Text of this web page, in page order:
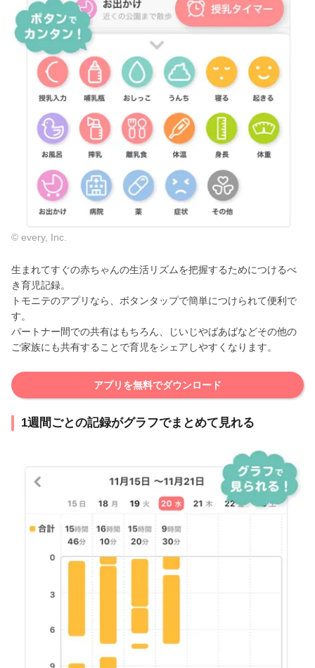
© every, Inc.
生まれてすぐの赤ちゃんの生活リズムを把握するためにつけるべ
き育児記録。
トモニテのアプリなら、ボタンタップで簡単につけられて便利で
す。
パートナー間での共有はもちろん、じいじやばあばなどその他の
ご家族にも共有することで育児をシェアしやすくなります。
アプリを無料でダウンロード
1週間ごとの記録がグラフでまとめて見れる